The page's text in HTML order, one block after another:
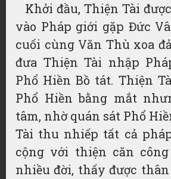
Khởi đầu, Thiện Tài
vào Pháp giới gặp Đức
cuối cùng Văn Thù xoa
đưa Thiện Tài nhập
Phổ Hiền Bồ tát. Thiện
Phổ Hiền bằng mắt
tâm, nhờ quán sát Phổ
Tài thu nhiếp tất cả
cộng với thiện căn
nhiều đời, thấy được thân